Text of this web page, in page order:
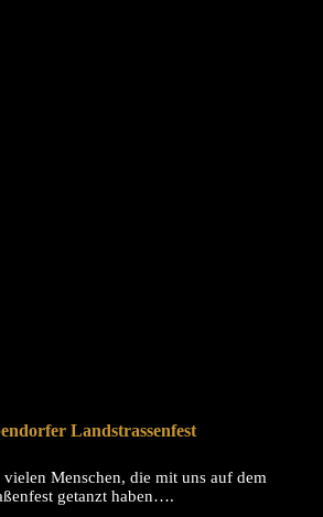
Landstrassenfest
Menschen, die mit uns auf dem
getanzt haben….